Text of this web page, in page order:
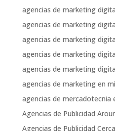
agencias de marketing
agencias de marketing
agencias de marketing
agencias de marketing
agencias de marketing
agencias de marketing en
agencias de mercadotecnia
Agencias de Publicidad
Agencias de Publicidad